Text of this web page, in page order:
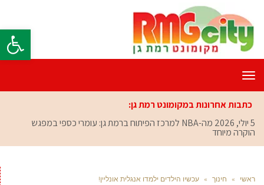
פתח
תפריט
כתבות אחרונות במקומונט רמת גן:
5 יולי, 2026
מה-NBA למרכז הפיתוח ברמת גן: עומרי כספי במפגש
הוקרה מיוחד
ראשי » חינוך » עכשיו הילדים ילמדו אנגלית אונליין!